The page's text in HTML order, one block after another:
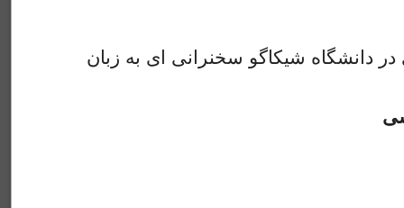
دانشگاه شیکاگو سخنرانی ای به زبان